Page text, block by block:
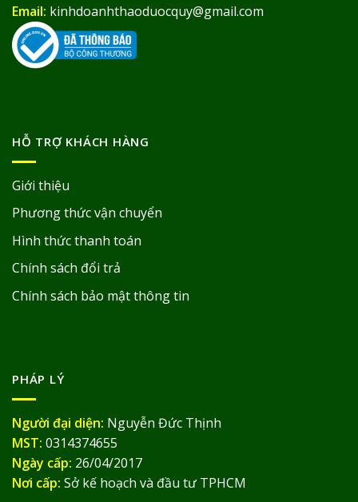
Email: kinhdoanhthaoduocquy@gmail.com
HỖ TRỢ KHÁCH HÀNG
Giới thiệu
Phương thức vận chuyển
Hình thức thanh toán
Chính sách đổi trả
Chính sách bảo mật thông tin
PHÁP LÝ
Người đại diện: Nguyễn Đức Thịnh
MST: 0314374655
Ngày cấp: 26/04/2017
Nơi cấp: Sở kế hoạch và đầu tư TPHCM